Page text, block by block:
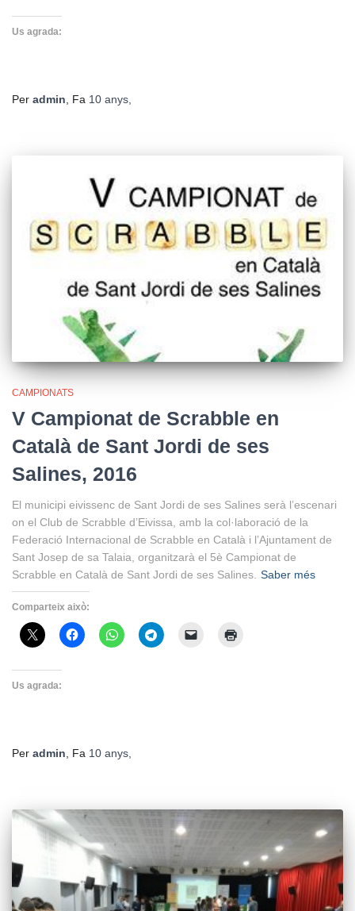
Us agrada:
Per admin , Fa 10 anys
CAMPIONATS
V Campionat de Scrabble en
Català de Sant Jordi de ses
Salines, 2016
El municipi eivissenc de Sant Jordi de ses Salines serà l’escenari
on el Club de Scrabble d’Eivissa, amb la col·laboració de la
Federació Internacional de Scrabble en Català i l’Ajuntament de
Sant Josep de sa Talaia, organitzarà el 5è Campionat de
Scrabble en Català de Sant Jordi de ses Salines. Saber més
Comparteix això:
Us agrada:
Per admin, Fa 10 anys,